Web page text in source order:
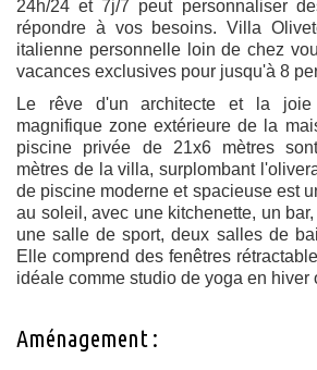
24h/24 et 7j/7 peut personnaliser
répondre à vos besoins. Villa
italienne personnelle loin de chez
vacances exclusives pour jusqu'à 8
Le rêve d'un architecte et la joie
magnifique zone extérieure de la
piscine privée de 21x6 mètres
mètres de la villa, surplombant
de piscine moderne et spacieuse est
au soleil, avec une kitchenette, un
une salle de sport, deux salles de
Elle comprend des fenêtres
idéale comme studio de yoga en hiver
Aménagement :